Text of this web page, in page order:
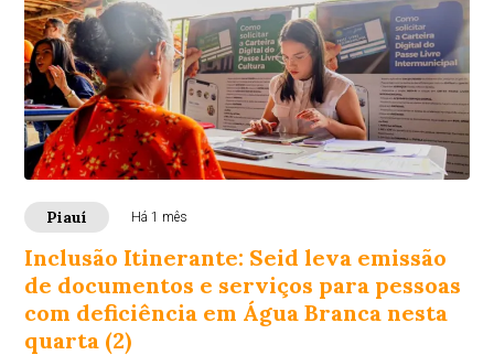
Piauí Há 1 mês
Inclusão Itinerante: Seid leva emissão
de documentos e serviços para pessoas
com deficiência em Água Branca nesta
quarta (2)